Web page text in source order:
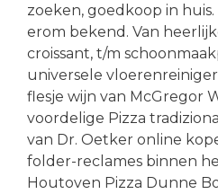
zoeken, goedkoop in huis.
erom bekend. Van
croissant, t/m
universele
flesje wijn van McGregor
voordelige Pizza
van Dr. Oetker online
folder-reclames binnen
Houtoven Pizza Dunne